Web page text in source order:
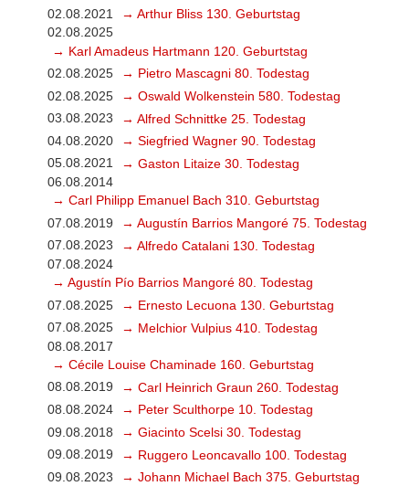
02.08.2021
→ Arthur Bliss 130. Geburtstag
02.08.2025
→ Karl Amadeus Hartmann 120. Geburtstag
02.08.2025
→ Pietro Mascagni 80. Todestag
02.08.2025
→ Oswald Wolkenstein 580. Todestag
03.08.2023
→ Alfred Schnittke 25. Todestag
04.08.2020
→ Siegfried Wagner 90. Todestag
05.08.2021
→ Gaston Litaize 30. Todestag
06.08.2014
→ Carl Philipp Emanuel Bach 310. Geburtstag
07.08.2019
→ Augustín Barrios Mangoré 75. Todestag
07.08.2023
→ Alfredo Catalani 130. Todestag
07.08.2024
→ Agustín Pío Barrios Mangoré 80. Todestag
07.08.2025
→ Ernesto Lecuona 130. Geburtstag
07.08.2025
→ Melchior Vulpius 410. Todestag
08.08.2017
→ Cécile Louise Chaminade 160. Geburtstag
08.08.2019
→ Carl Heinrich Graun 260. Todestag
08.08.2024
→ Peter Sculthorpe 10. Todestag
09.08.2018
→ Giacinto Scelsi 30. Todestag
09.08.2019
→ Ruggero Leoncavallo 100. Todestag
09.08.2023
→ Johann Michael Bach 375. Geburtstag